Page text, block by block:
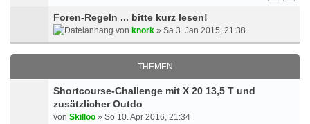
Foren-Regeln ... bitte kurz lesen!
von knork » Sa 3. Jan 2015, 21:38
THEMEN
Shortcourse-Challenge mit X 20 13,5 T und
zusätzlicher Outdo
von Skilloo » So 10. Apr 2016, 21:34